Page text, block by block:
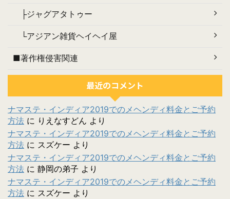
├ジャグアタトゥー
└アジアン雑貨ヘイヘイ屋
■著作権侵害関連
最近のコメント
ナマステ・インディア2019でのメヘンディ料金とご予約
方法 に りえなすどん より
ナマステ・インディア2019でのメヘンディ料金とご予約
方法 に スズケー より
ナマステ・インディア2019でのメヘンディ料金とご予約
方法 に 静岡の弟子 より
ナマステ・インディア2019でのメヘンディ料金とご予約
方法 に スズケー より